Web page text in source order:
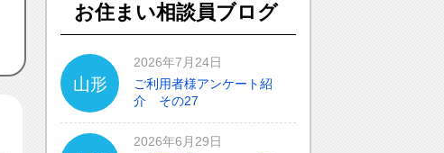
お住まい相談員ブログ
山形
2026年7月24日
ご利用者様アンケート紹
介 その27
2026年6月29日